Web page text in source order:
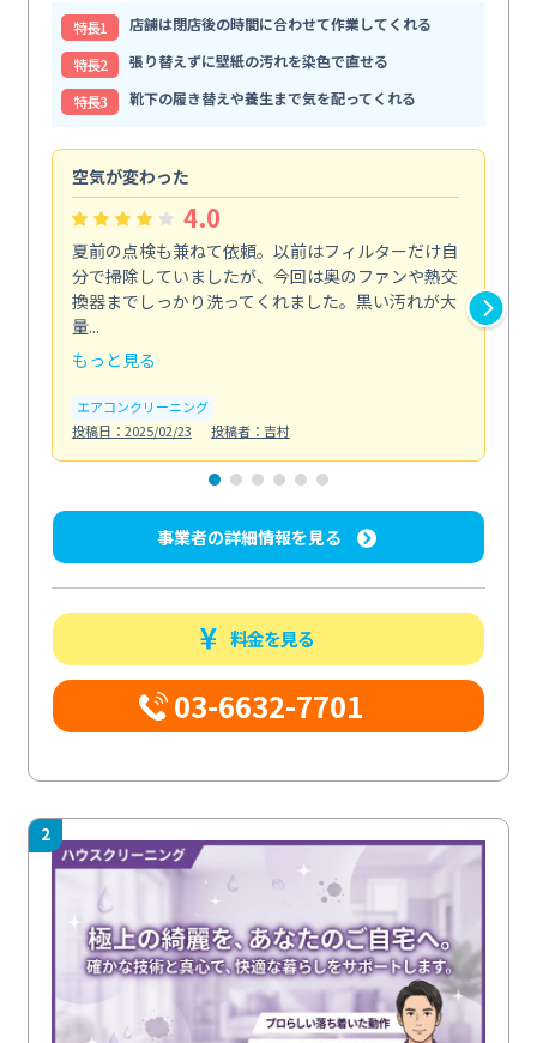
特⻑1
店舗は閉店後の時間に合わせて作業してくれる
特⻑2
張り替えずに壁紙の汚れを染色で直せる
特⻑3
靴下の履き替えや養生まで気を配ってくれる
空気が変わった
4.0
夏前の点検も兼ねて依頼。以前はフィルターだけ自
分で掃除していましたが、今回は奥のファンや熱交
換器までしっかり洗ってくれました。黒い汚れが大
量...
もっと見る
エアコンクリーニング
投稿日：2025/02/23
投稿者：吉村
事業者の詳細情報を見る
料金を見る
03-6632-7701
2